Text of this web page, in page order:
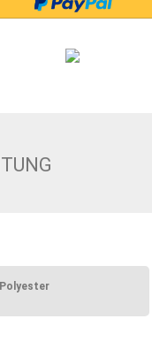
Polyester